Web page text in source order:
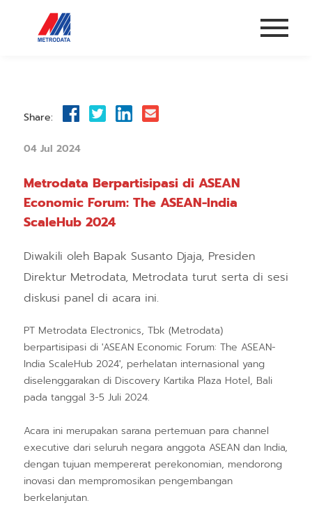
04 Jul 2024
Share:
Metrodata Berpartisipasi di ASEAN
Economic Forum: The ASEAN-India
ScaleHub 2024
Diwakili oleh Bapak Susanto Djaja, Presiden
Direktur Metrodata, Metrodata turut serta di sesi
diskusi panel di acara ini.
PT Metrodata Electronics, Tbk (Metrodata)
berpartisipasi di 'ASEAN Economic Forum: The ASEAN-
India ScaleHub 2024', perhelatan internasional yang
diselenggarakan di Discovery Kartika Plaza Hotel, Bali
pada tanggal 3-5 Juli 2024.
Acara ini merupakan sarana pertemuan para channel
executive dari seluruh negara anggota ASEAN dan India,
dengan tujuan mempererat perekonomian, mendorong
inovasi dan mempromosikan pengembangan
berkelanjutan.